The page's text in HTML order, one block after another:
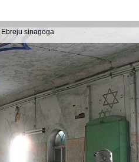
Ebreju sinagoga